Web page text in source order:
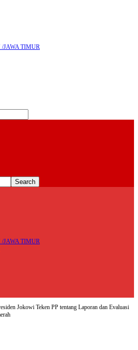
/JAWA TIMUR
/JAWA TIMUR
Jokowi Teken PP tentang Laporan dan Evaluasi